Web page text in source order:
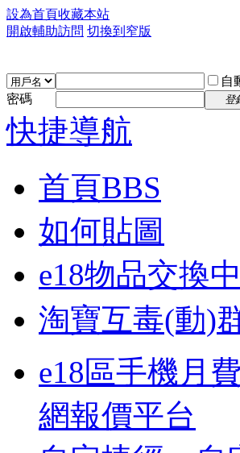
設為首頁收藏本站
開啟輔助訪問 切換到窄版
自
密碼
登
快捷導航
首頁BBS
如何貼圖
e18物品交換
淘寶互毒(動)
e18區手機月
網報價平台